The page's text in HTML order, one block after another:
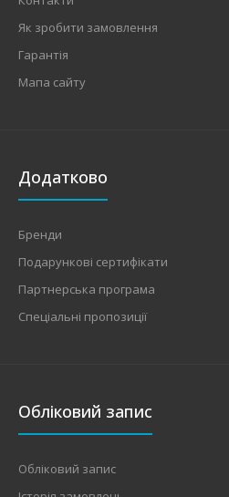
Як зробити замовлення
Гарантія
Мапа сайту
Додатково
Бренди
Подарункові сертифікати
Партнерська програма
Спеціальні пропозиції
Обліковий запис
Обліковий запис